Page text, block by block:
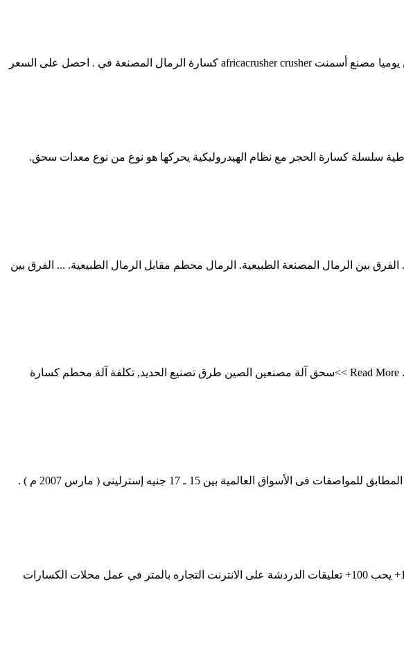
سلسلة كسارة الحجر مع نظام الهيدروليكية يحركها هو نوع من نوع معدات سحق.
إنتاج الرمل مقابل الرمال الطبيعية - Github,, . Contribute to sbmboy/ar development by creating an account on GitHub. الفرق بين الرمال المصنعة الطبيعية. الرمال محطم مقابل الرمال الطبيعية. ... الفرق بين
الرمال الطبيعية مقابل الرمال المصنعة في كولومبيا. تقرير حالة الطاقة UNDP in the Arab States. منذ تأسيس دولة ا ... Read More >>سحق آلة مصنعين الصين طرق تصنيع الحديد, تكلفة آلة محطم كسارة
العالمية بين 15 ـ 17 جنيه إسترلينى ( مارس 2007 م ) .
مقابل كسارة الرمال المصنعة. عمل كسارة VSI مقابل طاحونة الصفحة الرئيسية / عمل كسارة VSI مقابل طاحونة 100+ يحب 100+ تعليقات الدردشة على الانترنت التجاره بالمتر في عمل محلات الكسارات